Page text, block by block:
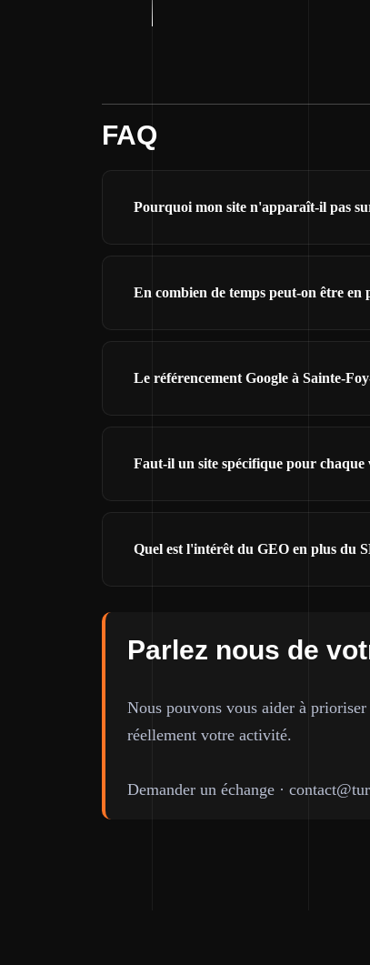
FAQ
Pourquoi mon site n'apparaît-il pas
En combien de temps peut-on être en
Le référencement Google à Sainte-
Faut-il un site spécifique pour chaque
Quel est l'intérêt du GEO en plus du
Parlez nous de
Nous pouvons vous aider à
réellement votre activité.
Demander un échange ·